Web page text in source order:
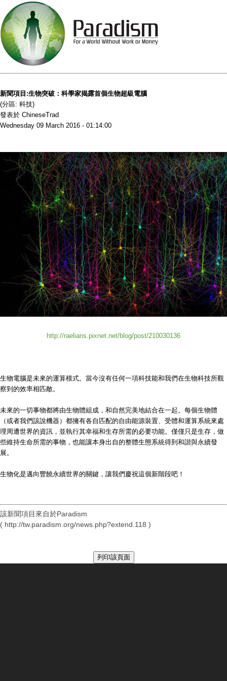
新聞項目:生物突破：科學家揭露首個生物超級電腦
(分區: 科技)
發表於 ChineseTrad
Wednesday 09 March 2016 - 01:14:00
http://raelians.pixnet.net/blog/post/210030136
生物電腦是未來的運算模式。當今沒有任何一項科技能和我們在生物科技所觀
察到的效率相匹敵。
未來的一切事物都將由生物體組成，和自然完美地結合在一起。每個生物體
（或者我們該說機器）都擁有各自匹配的自由能源裝置、受體和運算系統來處
理周遭世界的資訊，並執行其幸福和生存所需的必要功能。僅僅只是生存，做
些維持生命所需的事物，也能讓本身出自的整體生態系統得到和諧與永續發
展。
生物化是邁向豐饒永續世界的關鍵，讓我們慶祝這個新階段吧！
該新聞項目來自於Paradism
( http://tw.paradism.org/news.php?extend.118 )